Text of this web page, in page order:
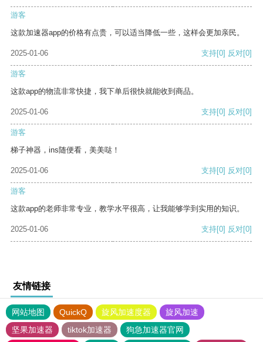
游客
这款加速器app的价格有点贵，可以适当降低一些，这样会更加亲民。
2025-01-06 支持[0] 反对[0]
游客
这款app的物流非常快捷，我下单后很快就能收到商品。
2025-01-06 支持[0] 反对[0]
游客
梯子神器，ins随便看，美美哒！
2025-01-06 支持[0] 反对[0]
游客
这款app的老师非常专业，教学水平很高，让我能够学到实用的知识。
2025-01-06 支持[0] 反对[0]
友情链接
网站地图 QuickQ 旋风加速度器
旋风加速
坚果加速器
tiktok加速器
狗急加速器官网